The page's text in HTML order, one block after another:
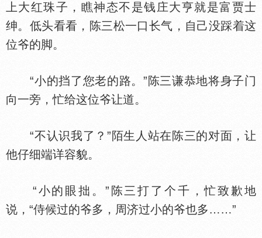
上大红珠子，瞧神态不是钱庄大亨就是富贾士
绅。低头看看，陈三松一口长气，自己没踩着这
位爷的脚。
“小的挡了您老的路。”陈三谦恭地将身子门
向一旁，忙给这位爷让道。
“不认识我了？”陌生人站在陈三的对面，让
他仔细端详容貌。
“小的眼拙。”陈三打了个千，忙致歉地
说，“侍候过的爷多，周济过小的爷也多……”